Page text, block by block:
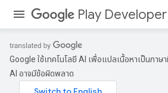
Play
Google ใช้เทคโนโลยี AI เพื่อแปลเนื้อหาเป็นภา
AI อาจมีข้อผิดพลาด